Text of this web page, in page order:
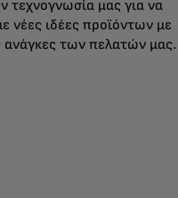
τεχνογνωσία μας για να
νέες ιδέες προϊόντων με
ανάγκες των πελατών μας.